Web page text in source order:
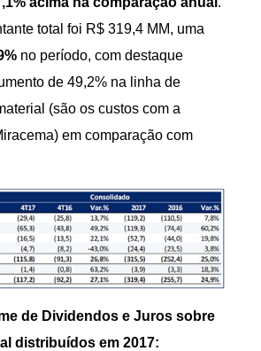
total foi R$ 319,4 MM, uma
no período, com destaque
de 49,2% na linha de
(são os custos com a
em comparação com
de Dividendos e Juros sobre
distribuídos em 2017: